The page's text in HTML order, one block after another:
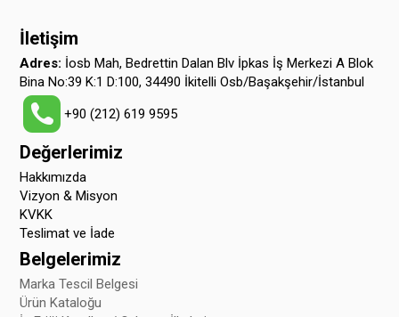
İletişim
Adres: İosb Mah, Bedrettin Dalan Blv İpkas İş Merkezi A Blok
Bina No:39 K:1 D:100, 34490 İkitelli Osb/Başakşehir/İstanbul
+90 (212) 619 9595
Değerlerimiz
Hakkımızda
Vizyon & Misyon
KVKK
Teslimat ve İade
Belgelerimiz
Marka Tescil Belgesi
Ürün Kataloğu